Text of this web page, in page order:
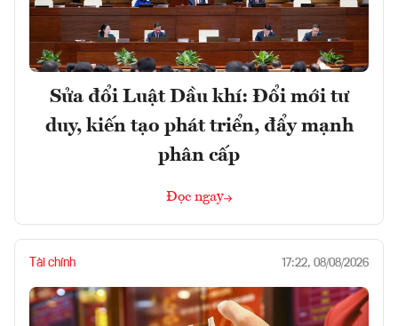
Sửa đổi Luật Dầu khí: Đổi mới tư
duy, kiến tạo phát triển, đẩy mạnh
phân cấp
Đọc ngay
Tài chính 17:22, 08/08/2026